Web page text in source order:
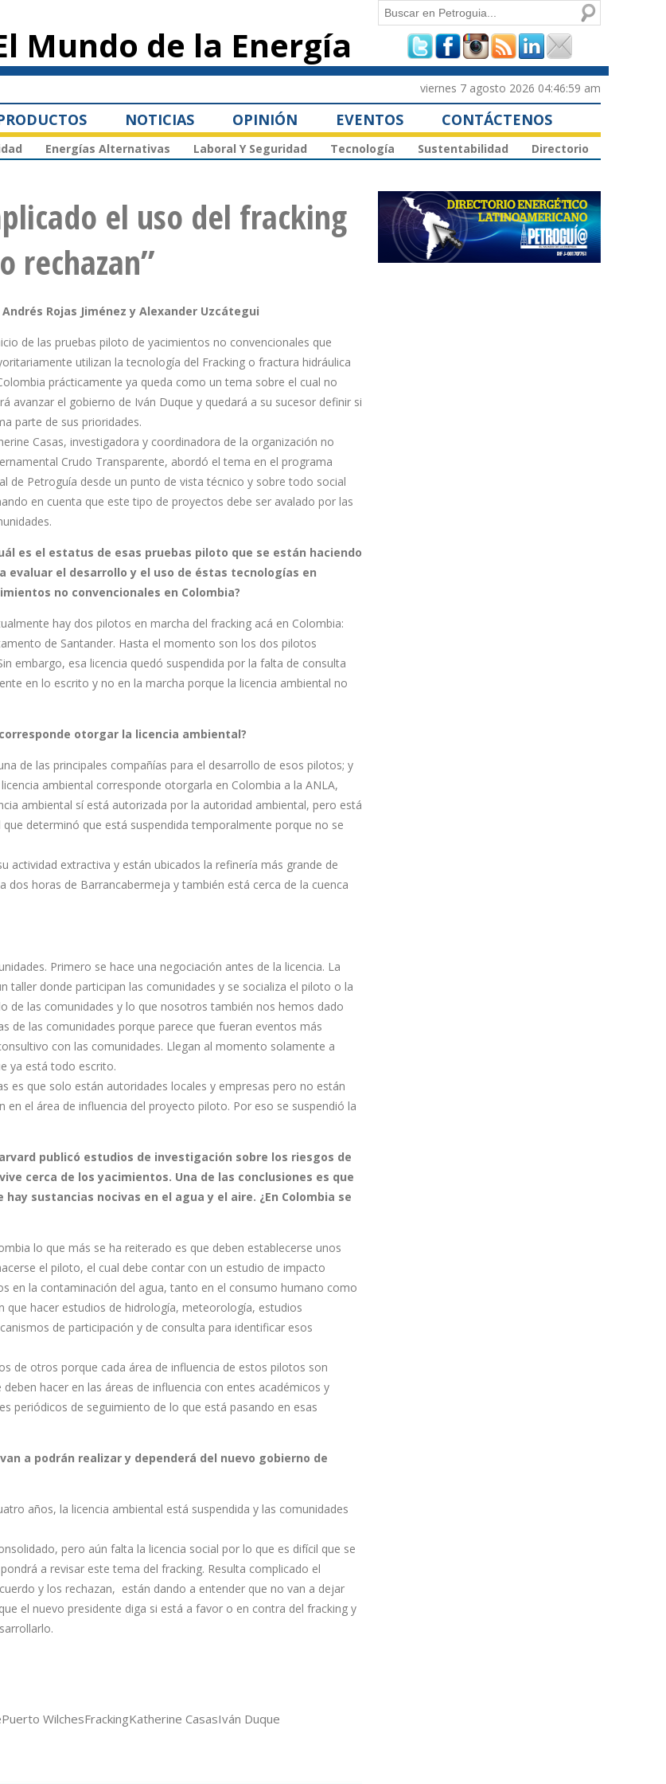
principal
Mundo de la Energía
Formulario de
búsqueda
Buscar
viernes 7 agosto 2026 04:46:59 am
NOTICIAS OPINIÓN EVENTOS CONTÁCTENOS
Energías Alternativas Laboral Y Seguridad Tecnología Sustentabilidad Directorio
el uso del fracking
rechazan”
Andrés Rojas Jiménez y Alexander Uzcátegui
de las pruebas piloto de yacimientos no convencionales que
utilizan la tecnología del Fracking o fractura hidráulica
prácticamente ya queda como un tema sobre el cual no
avanzar el gobierno de Iván Duque y quedará a su sucesor definir si
parte de sus prioridades.
Casas, investigadora y coordinadora de la organización no
Crudo Transparente, abordó el tema en el programa
de Petroguía desde un punto de vista técnico y sobre todo social
en cuenta que este tipo de proyectos debe ser avalado por las
es el estatus de esas pruebas piloto que se están haciendo
evaluar el desarrollo y el uso de éstas tecnologías en
no convencionales en Colombia?
hay dos pilotos en marcha del fracking acá en Colombia:
de Santander. Hasta el momento son los dos pilotos
embargo, esa licencia quedó suspendida por la falta de consulta
en lo escrito y no en la marcha porque la licencia ambiental no
otorgar la licencia ambiental?
de las principales compañías para el desarrollo de esos pilotos; y
ambiental corresponde otorgarla en Colombia a la ANLA,
ambiental sí está autorizada por la autoridad ambiental, pero está
determinó que está suspendida temporalmente porque no se
actividad extractiva y están ubicados la refinería más grande de
horas de Barrancabermeja y también está cerca de la cuenca
Primero se hace una negociación antes de la licencia. La
taller donde participan las comunidades y se socializa el piloto o la
de las comunidades y lo que nosotros también nos hemos dado
de las comunidades porque parece que fueran eventos más
con las comunidades. Llegan al momento solamente a
ya está todo escrito.
es que solo están autoridades locales y empresas pero no están
el área de influencia del proyecto piloto. Por eso se suspendió la
publicó estudios de investigación sobre los riesgos de
cerca de los yacimientos. Una de las conclusiones es que
sustancias nocivas en el agua y el aire. ¿En Colombia se
lo que más se ha reiterado es que deben establecerse unos
el piloto, el cual debe contar con un estudio de impacto
en la contaminación del agua, tanto en el consumo humano como
que hacer estudios de hidrología, meteorología, estudios
de participación y de consulta para identificar esos
de otros porque cada área de influencia de estos pilotos son
hacer en las áreas de influencia con entes académicos y
periódicos de seguimiento de lo que está pasando en esas
a podrán realizar y dependerá del nuevo gobierno de
años, la licencia ambiental está suspendida y las comunidades
pero aún falta la licencia social por lo que es difícil que se
a revisar este tema del fracking. Resulta complicado el
y los rechazan, están dando a entender que no van a dejar
el nuevo presidente diga si está a favor o en contra del fracking y
Puerto WilchesFrackingKatherine CasasIván Duque